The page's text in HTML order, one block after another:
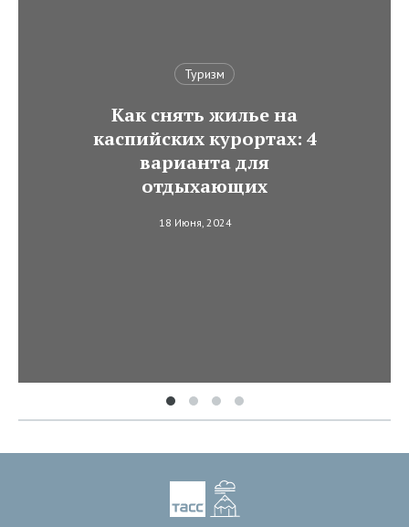
Туризм
Как снять жилье на
каспийских курортах: 4
варианта для
отдыхающих
18 Июня, 2024